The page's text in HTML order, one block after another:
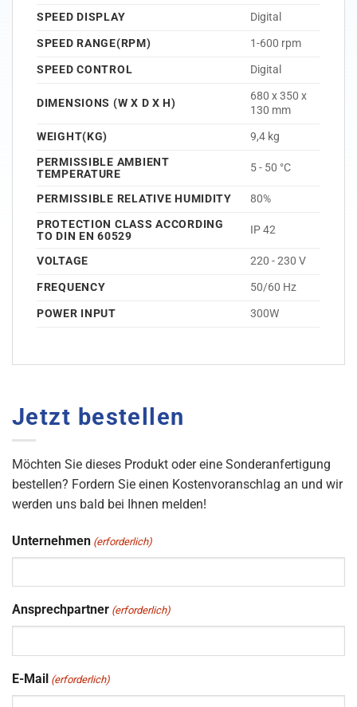
SPEED DISPLAY
Digital
SPEED RANGE(RPM)
1-600 rpm
SPEED CONTROL
Digital
DIMENSIONS (W X D X H)
680 x 350 x
130 mm
WEIGHT(KG)
9,4 kg
PERMISSIBLE AMBIENT
TEMPERATURE
5 - 50 °C
PERMISSIBLE RELATIVE HUMIDITY
80%
PROTECTION CLASS ACCORDING
TO DIN EN 60529
IP 42
VOLTAGE
220 - 230 V
FREQUENCY
50/60 Hz
POWER INPUT
300W
Jetzt bestellen
Möchten Sie dieses Produkt oder eine Sonderanfertigung
bestellen? Fordern Sie einen Kostenvoranschlag an und wir
werden uns bald bei Ihnen melden!
Unternehmen (erforderlich)
Ansprechpartner (erforderlich)
E-Mail (erforderlich)